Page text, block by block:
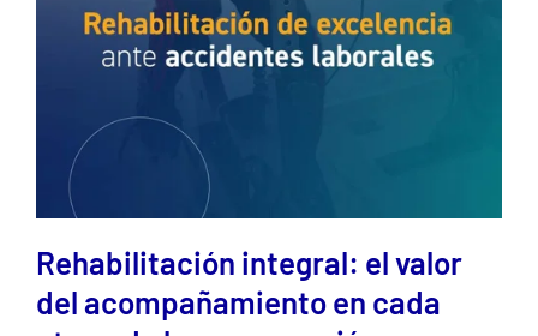
Rehabilitación integral: el valor
del acompañamiento en cada